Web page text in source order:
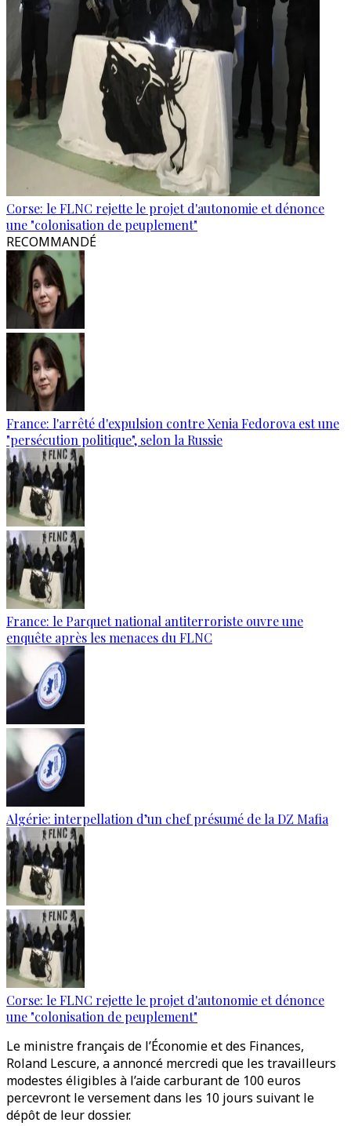
Corse: le FLNC rejette le projet d'autonomie et dénonce
une "colonisation de peuplement"
RECOMMANDÉ
France: l'arrêté d'expulsion contre Xenia Fedorova est une
"persécution politique", selon la Russie
France: le Parquet national antiterroriste ouvre une
enquête après les menaces du FLNC
Algérie: interpellation d’un chef présumé de la DZ Mafia
Corse: le FLNC rejette le projet d'autonomie et dénonce
une "colonisation de peuplement"
Le ministre français de l’Économie et des Finances,
Roland Lescure, a annoncé mercredi que les travailleurs
modestes éligibles à l’aide carburant de 100 euros
percevront le versement dans les 10 jours suivant le
dépôt de leur dossier.